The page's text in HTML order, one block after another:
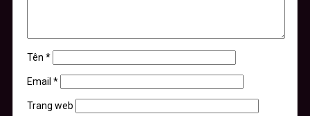
Tên *
Email *
Trang web